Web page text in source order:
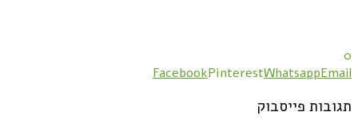
0
FacebookPinterestWhatsappEmail
תגובות פייסבוק